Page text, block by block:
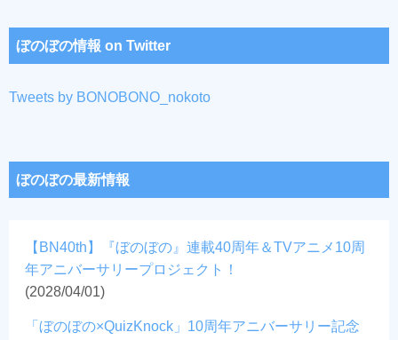
ぼのぼの情報 on Twitter
Tweets by BONOBONO_nokoto
ぼのぼの最新情報
【BN40th】『ぼのぼの』連載40周年＆TVアニメ10周
年アニバーサリープロジェクト！
(2028/04/01)
「ぼのぼの×QuizKnock」10周年アニバーサリー記念